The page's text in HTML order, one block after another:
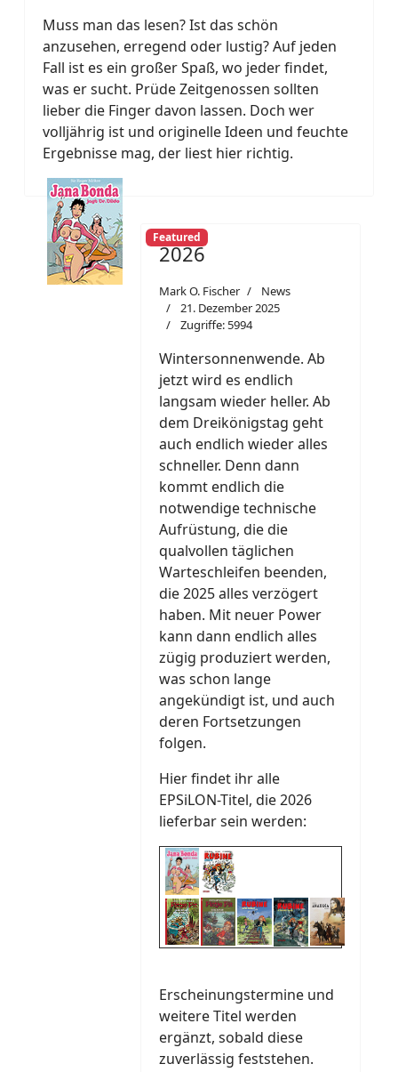
Muss man das lesen? Ist das schön
anzusehen, erregend oder lustig? Auf jeden
Fall ist es ein großer Spaß, wo jeder findet,
was er sucht. Prüde Zeitgenossen sollten
lieber die Finger davon lassen. Doch wer
volljährig ist und originelle Ideen und feuchte
Ergebnisse mag, der liest hier richtig.
Featured
2026
Mark O. Fischer
News
21. Dezember 2025
Zugriffe: 5994
Wintersonnenwende. Ab
jetzt wird es endlich
langsam wieder heller. Ab
dem Dreikönigstag geht
auch endlich wieder alles
schneller. Denn dann
kommt endlich die
notwendige technische
Aufrüstung, die die
qualvollen täglichen
Warteschleifen beenden,
die 2025 alles verzögert
haben. Mit neuer Power
kann dann endlich alles
zügig produziert werden,
was schon lange
angekündigt ist, und auch
deren Fortsetzungen
folgen.
Hier findet ihr alle
EPSiLON-Titel, die 2026
lieferbar sein werden:
Erscheinungstermine und
weitere Titel werden
ergänzt, sobald diese
zuverlässig feststehen.